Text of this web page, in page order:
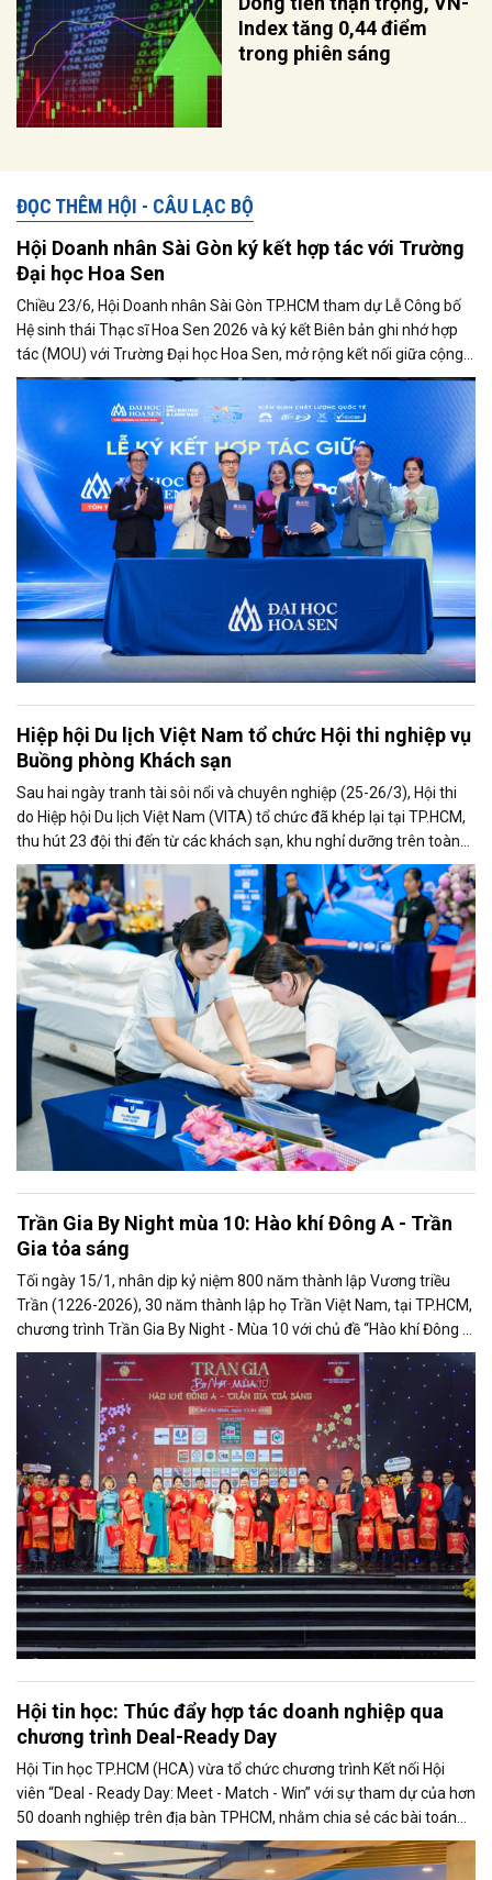
Index tăng 0,44 điểm
trong phiên sáng
ĐỌC THÊM HỘI - CÂU LẠC BỘ
Hội Doanh nhân Sài Gòn ký kết hợp tác với Trường
Đại học Hoa Sen
Chiều 23/6, Hội Doanh nhân Sài Gòn TP.HCM tham dự Lễ Công bố
Hệ sinh thái Thạc sĩ Hoa Sen 2026 và ký kết Biên bản ghi nhớ hợp
tác (MOU) với Trường Đại học Hoa Sen, mở rộng kết nối giữa cộng
đồng doanh nghiệp và cơ sở đào tạo nhằm phát triển nguồn nhân
lực chất lượng cao.
Hiệp hội Du lịch Việt Nam tổ chức Hội thi nghiệp vụ
Buồng phòng Khách sạn
Sau hai ngày tranh tài sôi nổi và chuyên nghiệp (25-26/3), Hội thi
do Hiệp hội Du lịch Việt Nam (VITA) tổ chức đã khép lại tại TP.HCM,
thu hút 23 đội thi đến từ các khách sạn, khu nghỉ dưỡng trên toàn
quốc, qua đó góp phần nâng cao chất lượng nguồn nhân lực và
chuẩn hóa kỹ năng trong lĩnh vực lưu trú.
Trần Gia By Night mùa 10: Hào khí Đông A - Trần
Gia tỏa sáng
Tối ngày 15/1, nhân dịp kỷ niệm 800 năm thành lập Vương triều
Trần (1226-2026), 30 năm thành lập họ Trần Việt Nam, tại TP.HCM,
chương trình Trần Gia By Night - Mùa 10 với chủ đề “Hào khí Đông A
- Trần Gia tỏa sáng” đã diễn ra, quy tụ gần 400 doanh nhân, đại biểu
và khách mời họ Trần và các dòng họ bạn.
Hội tin học: Thúc đẩy hợp tác doanh nghiệp qua
chương trình Deal-Ready Day
Hội Tin học TP.HCM (HCA) vừa tổ chức chương trình Kết nối Hội
viên “Deal - Ready Day: Meet - Match - Win” với sự tham dự của hơn
50 doanh nghiệp trên địa bàn TPHCM, nhằm chia sẻ các bài toán
thực tiễn và kết nối nhu cầu hợp tác kinh doanh.